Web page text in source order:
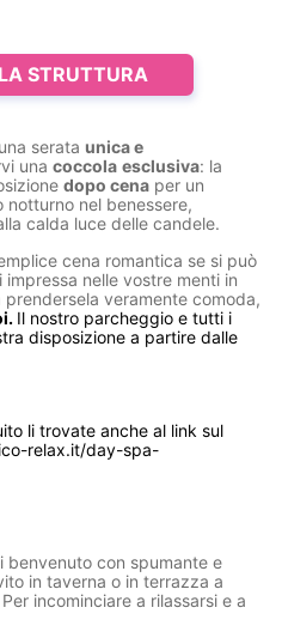
STRUTTURA
serata unica e
una coccola esclusiva: la
dopo cena per un
nel benessere,
calda luce delle candele.
cena romantica se si può
nelle vostre menti in
prendersela veramente comoda,
Il nostro parcheggio e tutti i
disposizione a partire dalle
li trovate anche al link sul
relax.it/day-spa-
benvenuto con spumante e
in taverna o in terrazza a
incominciare a rilassarsi e a